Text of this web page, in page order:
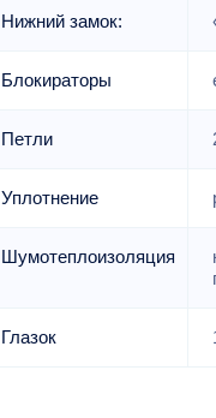
Нижний замок:
Блокираторы
Петли
Уплотнение
Шумотеплоизоляция
Глазок